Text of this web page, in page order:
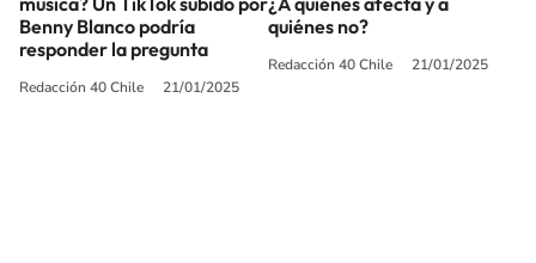
Benny Blanco podría
responder la pregunta
Redacción 40 Chile 21/01/2025
quiénes no?
Redacción 40 Chile 21/01/2025